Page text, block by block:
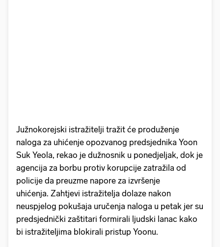
Južnokorejski istražitelji tražit će produženje
naloga za uhićenje opozvanog predsjednika Yoon
Suk Yeola, rekao je dužnosnik u ponedjeljak, dok je
agencija za borbu protiv korupcije zatražila od
policije da preuzme napore za izvršenje
uhićenja. Zahtjevi istražitelja dolaze nakon
neuspjelog pokušaja uručenja naloga u petak jer su
predsjednički zaštitari formirali ljudski lanac kako
bi istražiteljima blokirali pristup Yoonu.